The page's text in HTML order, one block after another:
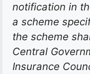
notification in
a scheme
the scheme
Central
Insurance